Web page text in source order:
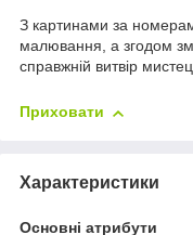
З картинами за
малювання, а згодом
справжній витвір
Приховати
Характеристики
Основні атрибути